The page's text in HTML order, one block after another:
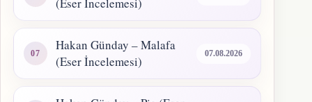
(Eser İncelemesi)
Hakan Günday – Malafa
(Eser İncelemesi)
07.08.2026